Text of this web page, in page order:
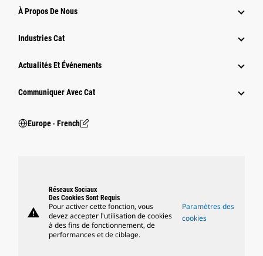
À Propos De Nous
Industries Cat
Actualités Et Événements
Communiquer Avec Cat
Europe ‧ French
warning
Réseaux Sociaux
Des Cookies Sont Requis
Pour activer cette fonction, vous
devez accepter l'utilisation de cookies
à des fins de fonctionnement, de
performances et de ciblage.
Paramètres des
cookies